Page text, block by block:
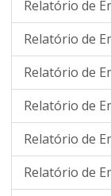
Relatório de
Relatório de
Relatório de
Relatório de
Relatório de
Relatório de